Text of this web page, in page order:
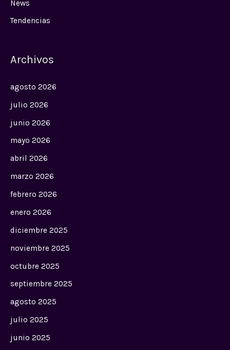
News
Tendencias
Archivos
agosto 2026
julio 2026
junio 2026
mayo 2026
abril 2026
marzo 2026
febrero 2026
enero 2026
diciembre 2025
noviembre 2025
octubre 2025
septiembre 2025
agosto 2025
julio 2025
junio 2025